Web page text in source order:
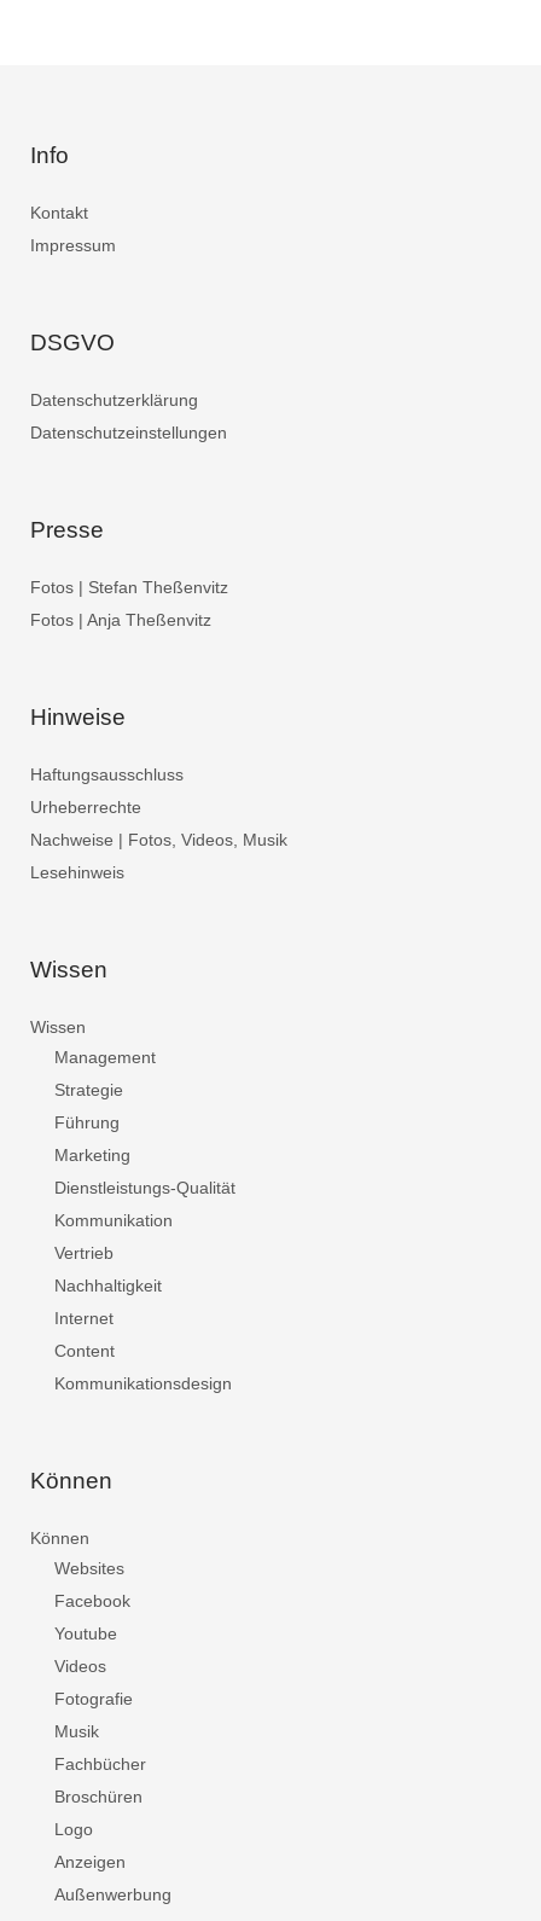
Info
Kontakt
Impressum
DSGVO
Datenschutzerklärung
Datenschutzeinstellungen
Presse
Fotos | Stefan Theßenvitz
Fotos | Anja Theßenvitz
Hinweise
Haftungsausschluss
Urheberrechte
Nachweise | Fotos, Videos, Musik
Lesehinweis
Wissen
Wissen
Management
Strategie
Führung
Marketing
Dienstleistungs-Qualität
Kommunikation
Vertrieb
Nachhaltigkeit
Internet
Content
Kommunikationsdesign
Können
Können
Websites
Facebook
Youtube
Videos
Fotografie
Musik
Fachbücher
Broschüren
Logo
Anzeigen
Außenwerbung